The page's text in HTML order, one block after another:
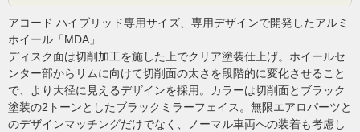
アコード ハイブリッド専用サイズ、専用デザインで開発したアルミ
ホイール「MDA」
ディスク面は切削加工を施した上でクリア塗装仕上げ。ホイールセ
ンター部からリムに向けて切削面の太さを段階的に変化させること
で、より大径に見えるデザインを採用。カラーは切削面とブラック
塗装の2トーンとしたブラックミラーフェイス。無限エアロパーツと
のデザインマッチングだけでなく、ノーマル車両への装着も考慮し